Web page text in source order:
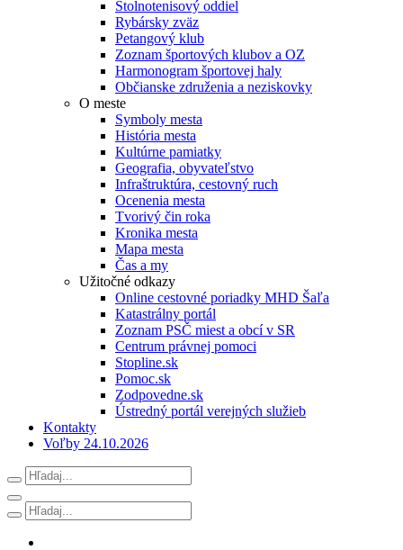
Stolnotenisový oddiel
Rybársky zväz
Petangový klub
Zoznam športových klubov a OZ
Harmonogram športovej haly
Občianske združenia a neziskovky
O meste
Symboly mesta
História mesta
Kultúrne pamiatky
Geografia, obyvateľstvo
Infraštruktúra, cestovný ruch
Ocenenia mesta
Tvorivý čin roka
Kronika mesta
Mapa mesta
Čas a my
Užitočné odkazy
Online cestovné poriadky MHD Šaľa
Katastrálny portál
Zoznam PSČ miest a obcí v SR
Centrum právnej pomoci
Stopline.sk
Pomoc.sk
Zodpovedne.sk
Ústredný portál verejných služieb
Kontakty
Voľby 24.10.2026